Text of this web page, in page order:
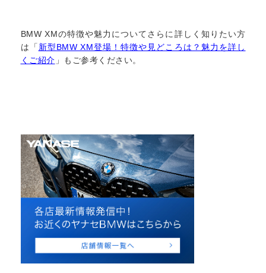
BMW XMの特徴や魅力についてさらに詳しく知りたい方
は「 新型BMW XM登場！特徴や見どころは？魅力を詳し
くご紹介 」もご参考ください。